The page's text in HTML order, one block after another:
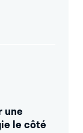
une
le côté